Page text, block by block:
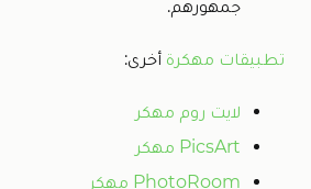
جمهورهم.
تطبيقات مهكرة أخرى:
لايت روم مهكر
PicsArt مهكر
PhotoRoom مهكر